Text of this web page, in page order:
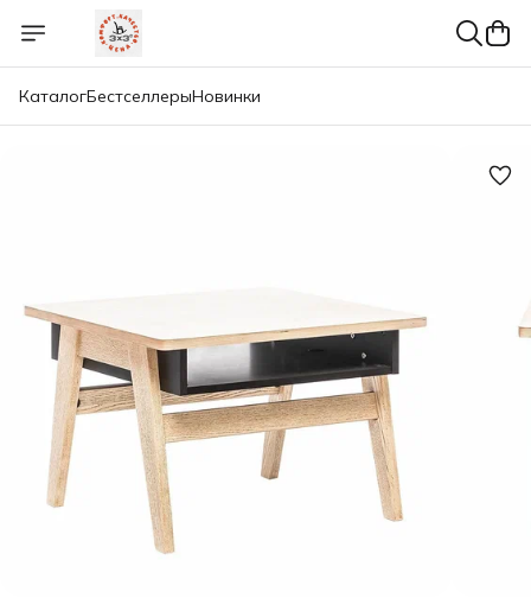
КаталогБестселлерыНовинки